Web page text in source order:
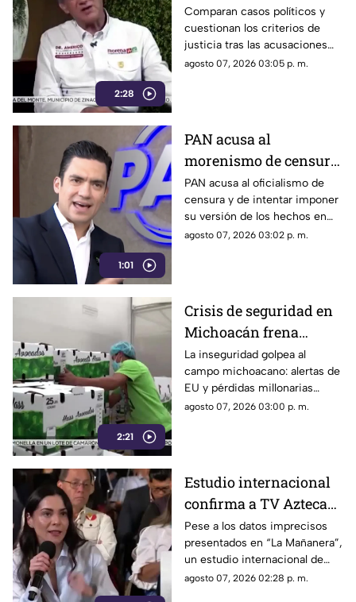
2:28
por casos políticos en
Guerrero y Sinaloa
Comparan casos políticos y
cuestionan los criterios de
justicia tras las acusaciones
contra exfuncionarios de
agosto 07, 2026 03:05 p. m.
1:01
PAN acusa al
morenismo de censura
y de imponer narrativa
en el debate público
PAN acusa al oficialismo de
censura y de intentar imponer
su versión de los hechos en
medio del debate político
agosto 07, 2026 03:02 p. m.
2:21
Crisis de seguridad en
Michoacán frena
exportación de
aguacate y deja
pérdidas millonarias
La inseguridad golpea al
campo michoacano: alertas de
EU y pérdidas millonarias
afectan la exportación de
agosto 07, 2026 03:00 p. m.
Estudio internacional
confirma a TV Azteca
como el medio líder en
credibilidad y alcance
Pese a los datos imprecisos
presentados en “La Mañanera”,
un estudio internacional de
Reuters confirma que TV
agosto 07, 2026 02:28 p. m.